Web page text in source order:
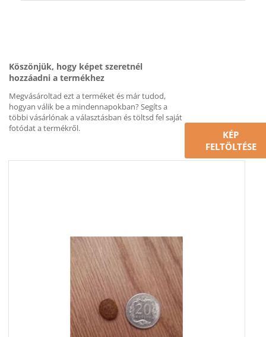
Köszönjük, hogy képet szeretnél
hozzáadni a termékhez
Megvásároltad ezt a terméket és már tudod,
hogyan válik be a mindennapokban? Segíts a
többi vásárlónak a választásban és töltsd fel saját
fotódat a termékről.
KÉP
FELTÖLTÉSE